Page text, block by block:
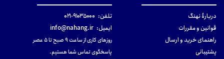
دربارهٔ نهنگ
قوانین و مقررات
راهنمای خرید و ارسال
پشتیبانی
تلفن: ۹۱۰۳۵۰۰۰-۰۲۱
ایمیل: info@nahang.ir
روزهای کاری از ساعت ۹ صبح تا ۵ عصر
پاسخگوی تماس شما هستیم.